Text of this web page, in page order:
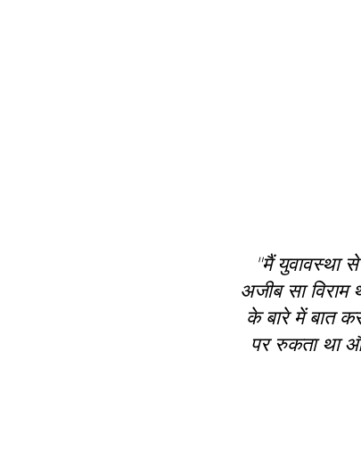
"मैं युवावस्था
अजीब सा
के बारे में बात
पर रुकता था